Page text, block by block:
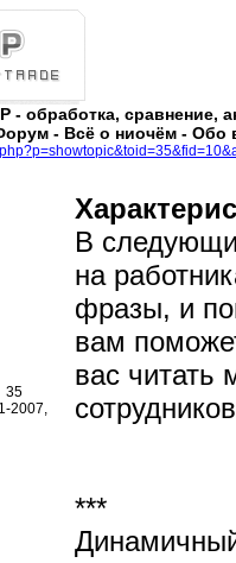
- обработка, сравнение,
- Всё о ниочём - Обо
35
2007,
В
на
фразы, и
вам
вас читать
***